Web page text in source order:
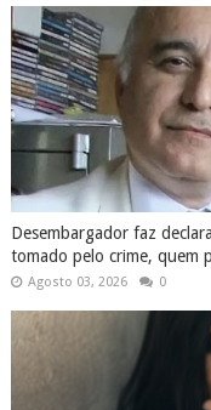
Desembargador faz
tomado pelo crime, quem
Agosto 03, 2026 0